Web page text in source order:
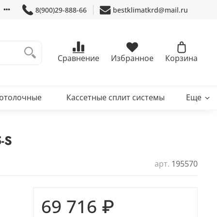
8(900)29-888-66 bestklimatkrd@mail.ru
Сравнение Избранное Корзина
Кассетные сплит системы Еще
арт. 195570
69 716 ₽